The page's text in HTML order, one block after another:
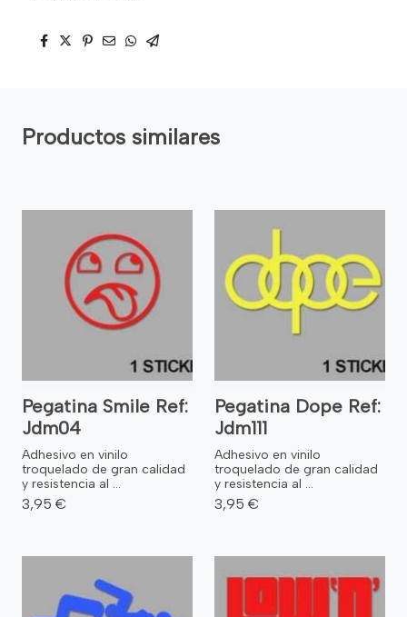
Productos similares
Pegatina Smile Ref:
Jdm04
Adhesivo en vinilo
troquelado de gran calidad
y resistencia al ...
3,95 €
Pegatina Dope Ref:
Jdm111
Adhesivo en vinilo
troquelado de gran calidad
y resistencia al ...
3,95 €